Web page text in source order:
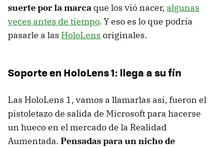
suerte por la marca que los vió nacer, algunas
veces antes de tiempo. Y eso es lo que podría
pasarle a las HoloLens originales.
Soporte en HoloLens 1: llega a su fín
Las HoloLens 1, vamos a llamarlas así, fueron el
pistoletazo de salida de Microsoft para hacerse
un hueco en el mercado de la Realidad
Aumentada. Pensadas para un nicho de